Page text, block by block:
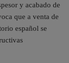
y acabado de
que a venta de
español se